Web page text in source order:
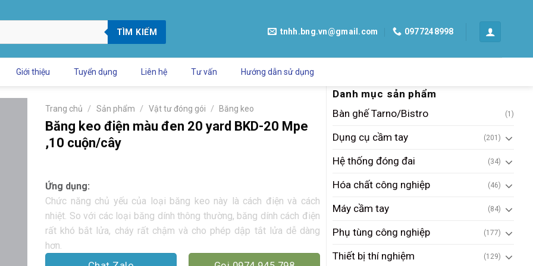
TÌM KIẾM tnhh.bng.vn@gmail.com 0977248998
Giới thiệu Tuyển dụng Liên hệ Tư vấn Hướng dẫn sử dụng
Danh mục sản phẩm
Bàn ghế Tarno/Bistro
(1)
Dụng cụ cầm tay (201)
Hệ thống đóng đai (34)
Hóa chất công nghiệp (46)
Máy cầm tay (84)
Phụ tùng công nghiệp (177)
Thiết bị thí nghiệm (129)
Trang chủ / Sản phẩm / Vật tư đóng gói / Băng keo
Băng keo điện màu đen 20 yard BKD-20 Mpe
,10 cuộn/cây
Ứng dụng:
Chức năng chủ yếu của loại băng keo này là cách điện và cách
nhiệt. So với các loại băng dính thông thường, băng dính cách điện
rất khó bắt lửa, cháy rất chậm và cho phép dập tắt lửa dễ dàng
hơn.